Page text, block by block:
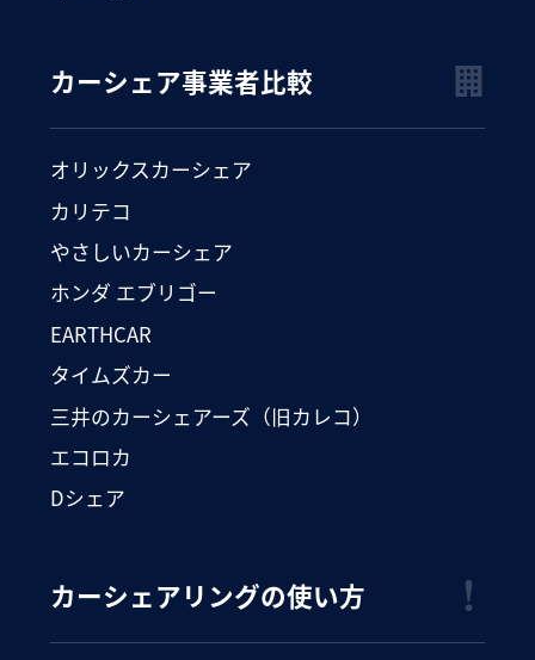
カーシェア事業者比較
オリックスカーシェア
カリテコ
やさしいカーシェア
ホンダ エブリゴー
EARTHCAR
タイムズカー
三井のカーシェアーズ（旧カレコ）
エコロカ
Dシェア
カーシェアリングの使い方